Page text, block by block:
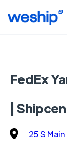
FedEx
|
25 S